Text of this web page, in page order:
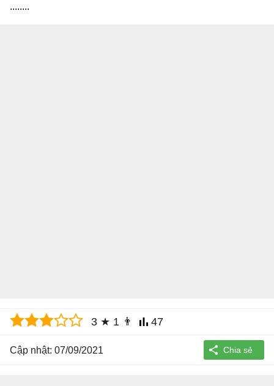
........
3 ★ 1 👨 47
Cập nhật: 07/09/2021